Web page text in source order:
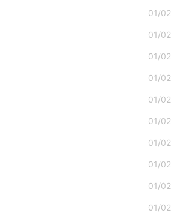
01/02
01/02
01/02
01/02
01/02
01/02
01/02
01/02
01/02
01/02